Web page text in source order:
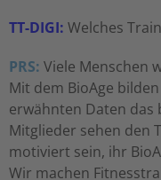
TT-DIGI: Welches
PRS: Viele Menschen
Mit dem BioAge
erwähnten Daten das
Mitglieder sehen den
motiviert sein, ihr
Wir machen